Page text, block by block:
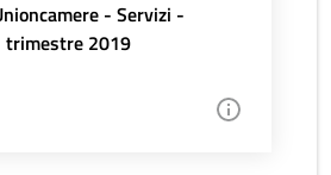
- Servizi -
trimestre 2019